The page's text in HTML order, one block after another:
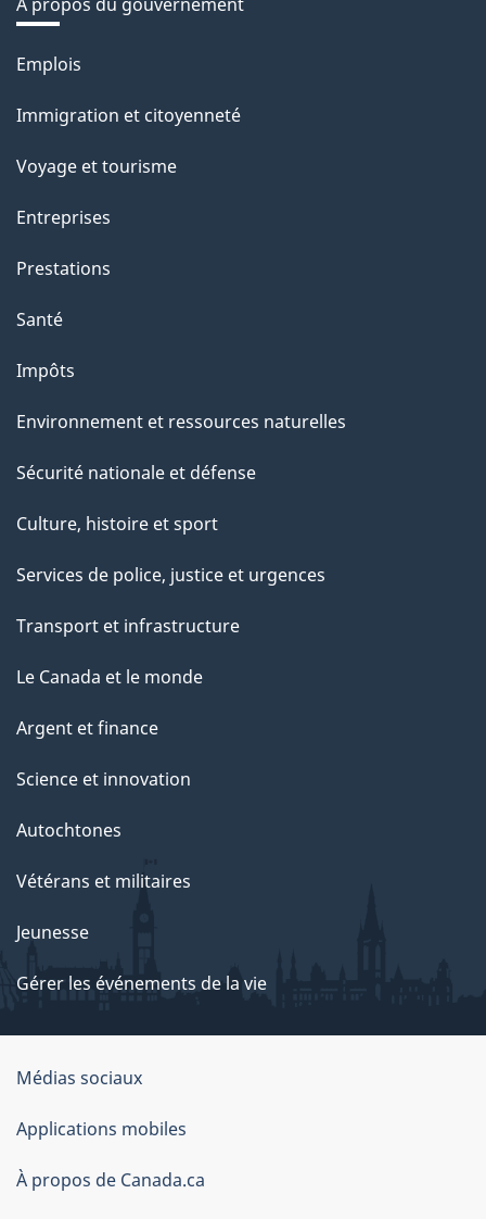
Thèmes
sujets
Emplois
Immigration et citoyenneté
Voyage et tourisme
Entreprises
Prestations
Santé
Impôts
Environnement et ressources naturelles
Sécurité nationale et défense
Culture, histoire et sport
Services de police, justice et urgences
Transport et infrastructure
Le Canada et le monde
Argent et finance
Science et innovation
Autochtones
Vétérans et militaires
Jeunesse
Gérer les événements de la vie
Organisation
du
gouvernement
du
Médias sociaux
Applications mobiles
À propos de Canada.ca